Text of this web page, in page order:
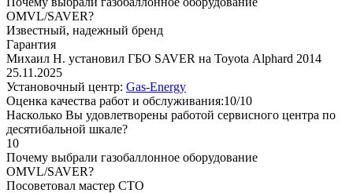
OMVL/SAVER?
Известный, надежный бренд
Гарантия
Михаил Н. установил ГБО SAVER на Toyota Alphard 2014
25.11.2025
Установочный центр: Gas-Energy
Оценка качества работ и обслуживания:10/10
Насколько Вы удовлетворены работой сервисного центра по
десятибальной шкале?
10
Почему выбрали газобаллонное оборудование
OMVL/SAVER?
Посоветовал мастер СТО